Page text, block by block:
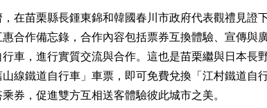
在苗栗縣長鍾東錦和韓國春川市政府代表觀禮見
合作備忘錄，合作內容包括票券互換體驗、宣傳
車，進行實質交流與合作。這也是苗栗繼與日本
線鐵道自行車」車票，即可免費兌換「江村鐵道
券，促進雙方互相送客體驗彼此城市之美。